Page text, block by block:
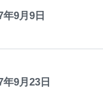
9月9日
9月23日